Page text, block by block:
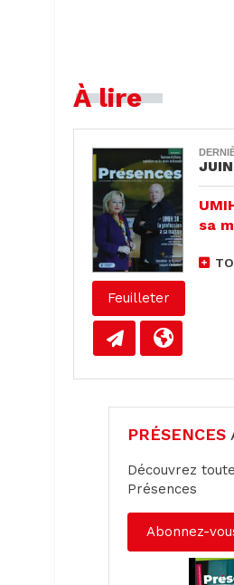
À lire
Feuilleter
sa
PRÉSENCES
Découvrez
Présences
Abonnez-